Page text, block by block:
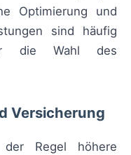
Optimierung und
sind häufig
die Wahl des
Versicherung
der Regel höhere